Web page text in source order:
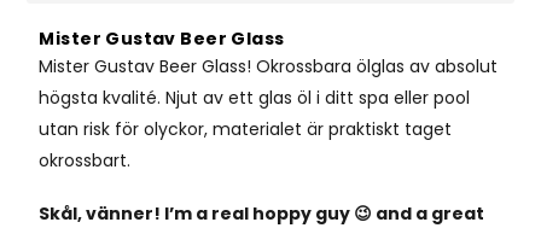
Mister Gustav Beer Glass
Mister Gustav Beer Glass! Okrossbara ölglas av absolut
högsta kvalité. Njut av ett glas öl i ditt spa eller pool
utan risk för olyckor, materialet är praktiskt taget
okrossbart.
Skål, vänner! I’m a real hoppy guy 😉 and a great